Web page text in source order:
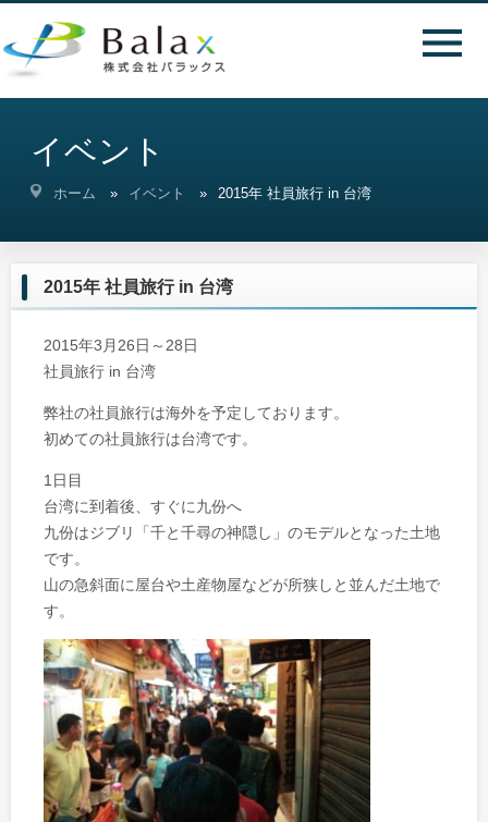
イベント
ホーム イベント 2015年 社員旅行 in 台湾
2015年 社員旅行 in 台湾
2015年3月26日～28日
社員旅行 in 台湾
弊社の社員旅行は海外を予定しております。
初めての社員旅行は台湾です。
1日目
台湾に到着後、すぐに九份へ
九份はジブリ「千と千尋の神隠し」のモデルとなった土地
です。
山の急斜面に屋台や土産物屋などが所狭しと並んだ土地で
す。